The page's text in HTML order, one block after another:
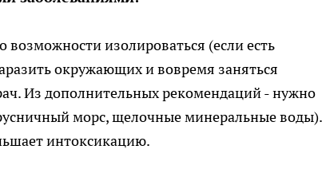
изолироваться (если есть
окружающих и вовремя заняться
Из дополнительных рекомендаций - нужно
морс, щелочные минеральные воды).
интоксикацию.